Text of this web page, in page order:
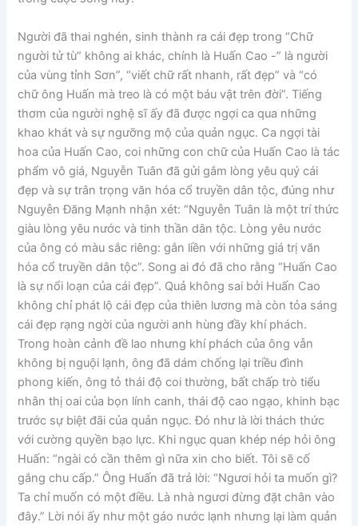
Người đã thai nghén, sinh thành ra cái đẹp trong “Chữ
người tử tù” không ai khác, chính là Huấn Cao -” là người
của vùng tỉnh Sơn”, “viết chữ rất nhanh, rất đẹp” và “có
chữ ông Huấn mà treo là có một báu vật trên đời”. Tiếng
thơm của người nghệ sĩ ấy đã được ngợi ca qua những
khao khát và sự ngưỡng mộ của quản ngục. Ca ngợi tài
hoa của Huấn Cao, coi những con chữ của Huấn Cao là tác
phẩm vô giá, Nguyễn Tuân đã gửi gắm lòng yêu quý cái
đẹp và sự trân trọng văn hóa cổ truyền dân tộc, đúng như
Nguyễn Đăng Mạnh nhận xét: “Nguyễn Tuân là một trí thức
giàu lòng yêu nước và tinh thần dân tộc. Lòng yêu nước
của ông có màu sắc riêng: gắn liền với những giá trị văn
hóa cổ truyền dân tộc”. Song ai đó đã cho rằng “Huấn Cao
là sự nổi loạn của cái đẹp”. Quả không sai bởi Huấn Cao
không chỉ phát lộ cái đẹp của thiên lương mà còn tỏa sáng
cái đẹp rạng ngời của người anh hùng đầy khí phách.
Trong hoàn cảnh đề lao nhưng khí phách của ông vẫn
không bị nguội lạnh, ông đã dám chống lại triều đình
phong kiến, ông tỏ thái độ coi thường, bất chấp trò tiểu
nhân thị oai của bọn lính canh, thái độ cao ngạo, khinh bạc
trước sự biệt đãi của quản ngục. Đó như là lời thách thức
với cường quyền bạo lực. Khi ngục quan khép nép hỏi ông
Huấn: “ngài có cần thêm gì nữa xin cho biết. Tôi sẽ cố
gắng chu cấp.” Ông Huấn đã trả lời: “Ngươi hỏi ta muốn gì?
Ta chỉ muốn có một điều. Là nhà ngươi đừng đặt chân vào
đây.” Lời nói ấy như một gáo nước lạnh nhưng lại làm quản